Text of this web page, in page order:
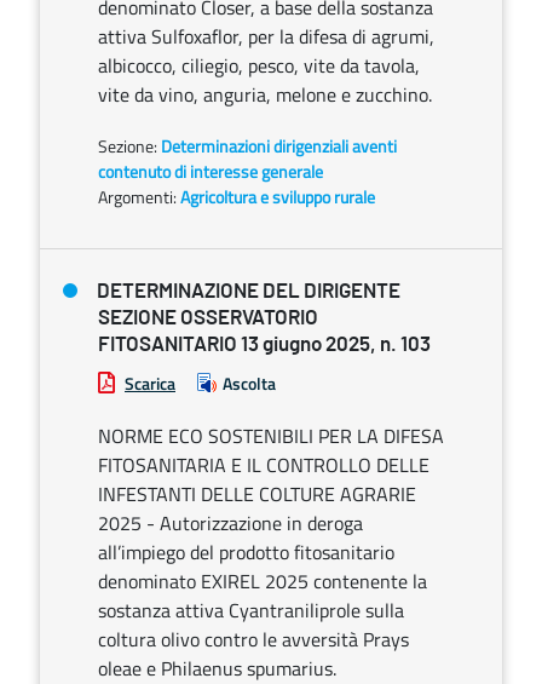
denominato Closer, a base della sostanza
attiva Sulfoxaflor, per la difesa di agrumi,
albicocco, ciliegio, pesco, vite da tavola,
vite da vino, anguria, melone e zucchino.
Sezione: Determinazioni dirigenziali aventi
contenuto di interesse generale
Argomenti:Agricoltura e sviluppo rurale
DETERMINAZIONE DEL DIRIGENTE
SEZIONE OSSERVATORIO
FITOSANITARIO 13 giugno 2025, n. 103
Scarica Ascolta
NORME ECO SOSTENIBILI PER LA DIFESA
FITOSANITARIA E IL CONTROLLO DELLE
INFESTANTI DELLE COLTURE AGRARIE
2025 - Autorizzazione in deroga
all’impiego del prodotto fitosanitario
denominato EXIREL 2025 contenente la
sostanza attiva Cyantraniliprole sulla
coltura olivo contro le avversità Prays
oleae e Philaenus spumarius.